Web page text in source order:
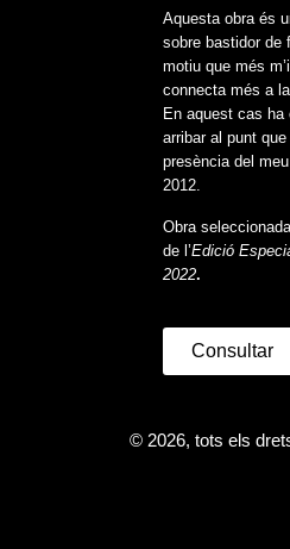
Aquesta obra és
sobre bastidor de
motiu que més
connecta més a
En aquest cas
arribar al punt
presència del
2012.
Obra
de l’Edició
2022.
Consultar
© 2026, tots els